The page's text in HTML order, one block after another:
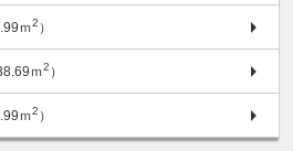
ｍ2 ）
ｍ2 ）
ｍ2 ）